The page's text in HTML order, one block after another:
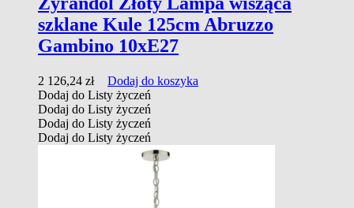
szklane Kule 125cm Abruzzo
Gambino 10xE27
2 126,24 zł
Dodaj do koszyka
Dodaj do Listy życzeń
Dodaj do Listy życzeń
Dodaj do Listy życzeń
Dodaj do Listy życzeń